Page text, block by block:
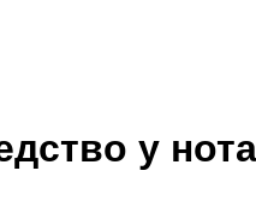
у